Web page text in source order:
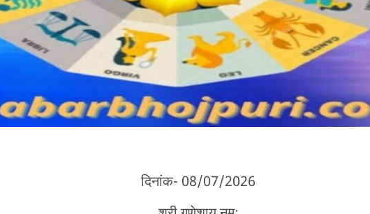
दिनांक- 08/07/2026